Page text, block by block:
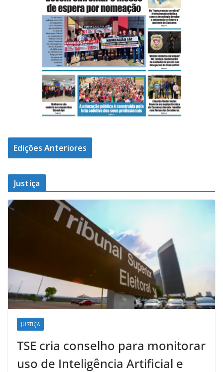
Edições Anteriores
Justiça
JUSTIÇA
TSE cria conselho para monitorar
uso de Inteligência Artificial e